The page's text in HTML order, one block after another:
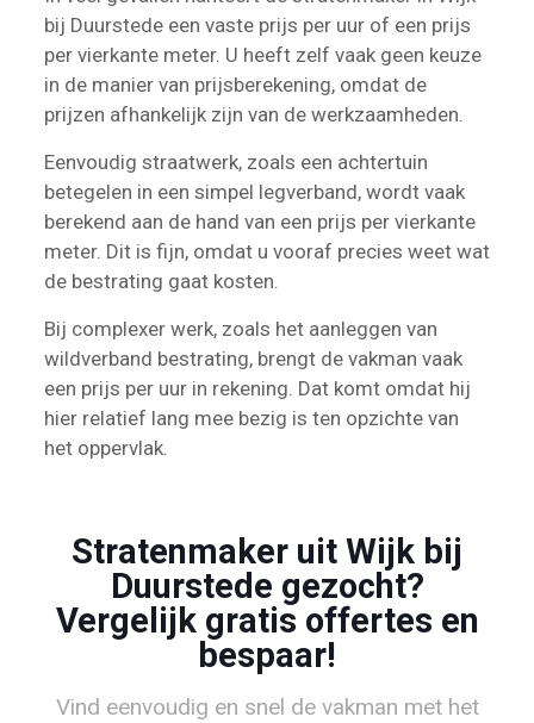
bij Duurstede een vaste prijs per uur of een prijs
per vierkante meter. U heeft zelf vaak geen keuze
in de manier van prijsberekening, omdat de
prijzen afhankelijk zijn van de werkzaamheden.
Eenvoudig straatwerk, zoals een achtertuin
betegelen in een simpel legverband, wordt vaak
berekend aan de hand van een prijs per vierkante
meter. Dit is fijn, omdat u vooraf precies weet wat
de bestrating gaat kosten.
Bij complexer werk, zoals het aanleggen van
wildverband bestrating, brengt de vakman vaak
een prijs per uur in rekening. Dat komt omdat hij
hier relatief lang mee bezig is ten opzichte van
het oppervlak.
Stratenmaker uit Wijk bij
Duurstede gezocht?
Vergelijk gratis offertes en
bespaar!
Vind eenvoudig en snel de vakman met het